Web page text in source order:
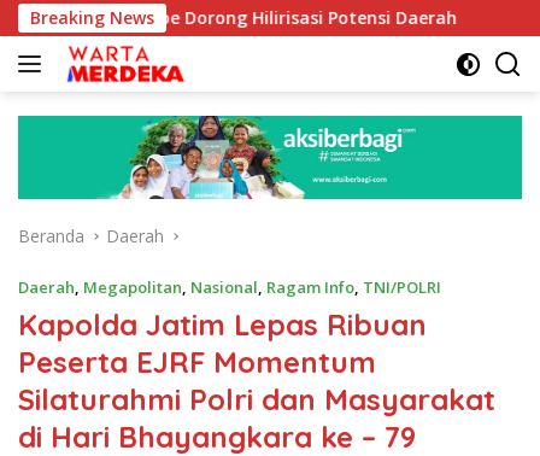
Langsung
ke
konten
Breaking News
Aboe Dorong Hilirisasi Potensi Daerah DPR Dorong
Beranda Daerah
Daerah, Megapolitan, Nasional, Ragam Info, TNI/POLRI
Kapolda Jatim Lepas Ribuan
Peserta EJRF Momentum
Silaturahmi Polri dan Masyarakat
di Hari Bhayangkara ke – 79